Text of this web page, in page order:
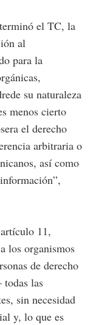
el TC, la
al
para la
su naturaleza
menos cierto
el derecho
arbitraria o
así como
11,
los organismos
de derecho
las
sin necesidad
y, lo que es